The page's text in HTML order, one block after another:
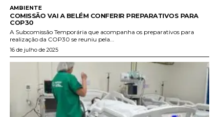
AMBIENTE
COMISSÃO VAI A BELÉM CONFERIR PREPARATIVOS PARA
COP30
A Subcomissão Temporária que acompanha os preparativos para
realização da COP30 se reuniu pela...
16 de julho de 2025